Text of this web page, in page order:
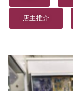
店主推介